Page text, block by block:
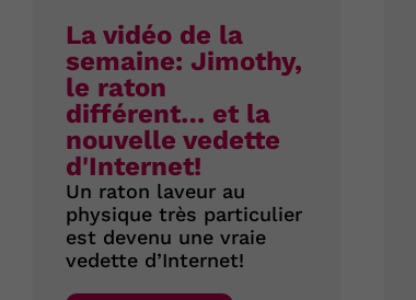
La vidéo de la
semaine: Jimothy,
le raton
différent… et la
nouvelle vedette
d'Internet!
Un raton laveur au
physique très particulier
est devenu une vraie
vedette d’Internet!